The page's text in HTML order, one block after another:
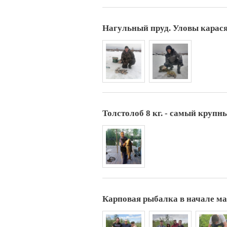
Нагульный пруд. Уловы
Толстолоб 8 кг. - самый
Карповая рыбалка в начале